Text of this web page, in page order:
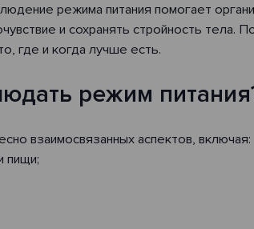
режима питания помогает
и сохранять стройность тела.
где и когда лучше есть.
режим
взаимосвязанных аспектов, включая:
пищи;